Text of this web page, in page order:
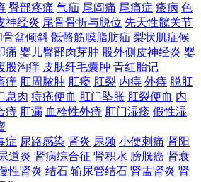
臀部疼痛 气疝 尾闾痛 尾痛症 痿病 色
神经炎 尾骨骨折与脱位 先天性髋关节
骨盆倾斜 骶骼筋膜脂肪疝 梨状肌症候
痛 婴儿臀部肉芽肿 股外侧皮神经炎 婴
股沟痒 皮肤纤毛囊肿 青红胎记
痒 肛周脓肿 肛瘘 肛裂 内痔 外痔 脱肛
息肉 痔疮便血 肛门坠胀 肛裂便血 内
痔 肛漏 血栓性外痔 肛门湿疹 假性湿
症 尿路感染 肾炎 尿频 小便刺痛 肾阳
道炎 肾病综合征 肾积水 膀胱癌 肾衰
性肾炎 结石 输尿管结石 肾盂肾炎 肾